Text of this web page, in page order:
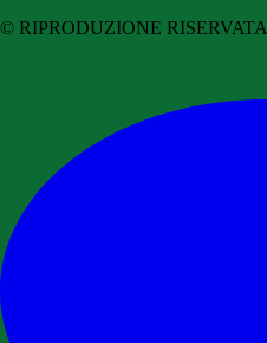
© RIPRODUZIONE RISERVATA